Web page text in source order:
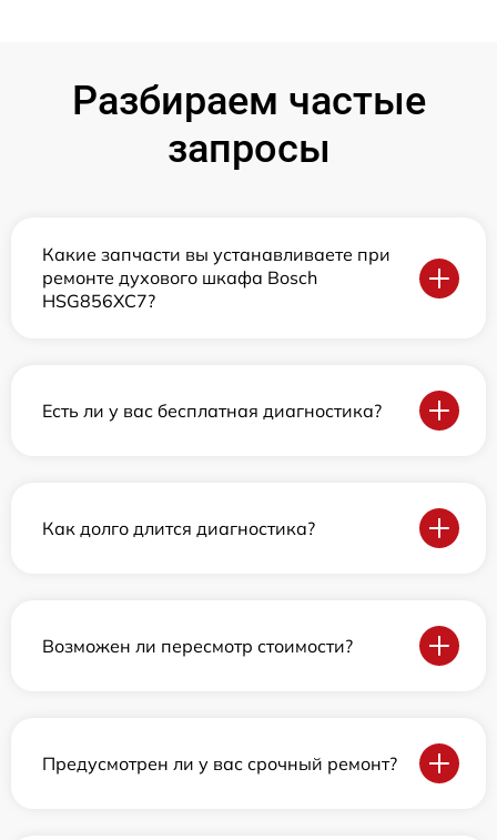
Разбираем частые
запросы
Какие запчасти вы устанавливаете при
ремонте духового шкафа Bosch
HSG856XC7?
Есть ли у вас бесплатная диагностика?
Как долго длится диагностика?
Возможен ли пересмотр стоимости?
Предусмотрен ли у вас срочный ремонт?